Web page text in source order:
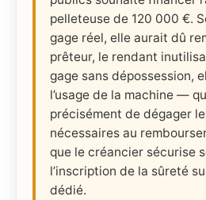
pelleteuse de 120 000 €.
gage réel, elle aurait dû
prêteur, le rendant
gage sans dépossession,
l’usage de la machine —
précisément de dégager
nécessaires au
que le créancier sécurise
l’inscription de la sûreté
dédié.